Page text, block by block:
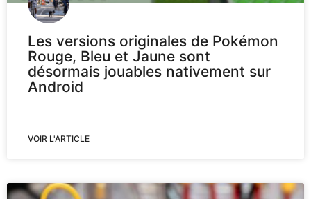
Les versions originales de Pokémon
Rouge, Bleu et Jaune sont
désormais jouables nativement sur
Android
VOIR L'ARTICLE